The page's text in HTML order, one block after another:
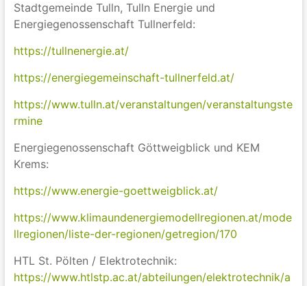
Stadtgemeinde Tulln, Tulln Energie und
Energiegenossenschaft Tullnerfeld:
https://tullnenergie.at/
https://energiegemeinschaft-tullnerfeld.at/
https://www.tulln.at/veranstaltungen/veranstaltungste
rmine
Energiegenossenschaft Göttweigblick und KEM
Krems:
https://www.energie-goettweigblick.at/
https://www.klimaundenergiemodellregionen.at/mode
llregionen/liste-der-regionen/getregion/170
HTL St. Pölten / Elektrotechnik:
https://www.htlstp.ac.at/abteilungen/elektrotechnik/a